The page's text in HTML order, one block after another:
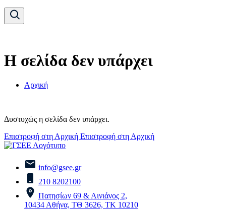
Η σελίδα δεν υπάρχει
Αρχική
Δυστυχώς η σελίδα δεν υπάρχει.
Επιστροφή στη Αρχική Επιστροφή στη Αρχική
info@gsee.gr
210 8202100
Πατησίων 69 & Αινιάνος 2,
10434 Αθήνα, ΤΘ 3626, ΤΚ 10210